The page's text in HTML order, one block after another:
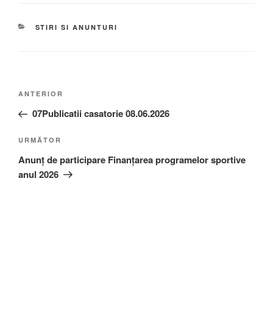
STIRI SI ANUNTURI
ANTERIOR
07Publicatii casatorie 08.06.2026
URMĂTOR
Anunț de participare Finanțarea programelor sportive
anul 2026